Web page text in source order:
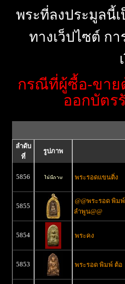
พระที่ลงประมูลนี้
ทางเว็ปไซต์ กา
กรณีที่ผู้ซื้อ-ขาย
ออกบัตร
ลำดับ
ที่
รูปภาพ
5856 พระรอดแขนติ่ง
5855
@@พระรอด พิม
ลำพูน@@
5854 พระคง
5853 พระรอด พิมพ์ ต้อ